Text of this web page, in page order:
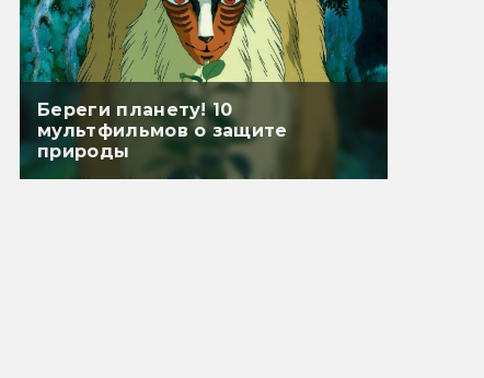
Береги планету! 10
мультфильмов о защите
природы